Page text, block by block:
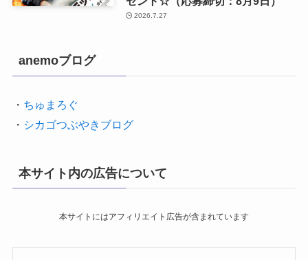
2026.7.27
anemoブログ
・ ちゅまろぐ
・ シカゴつぶやきブログ
本サイト内の広告について
本サイトにはアフィリエイト広告が含まれています